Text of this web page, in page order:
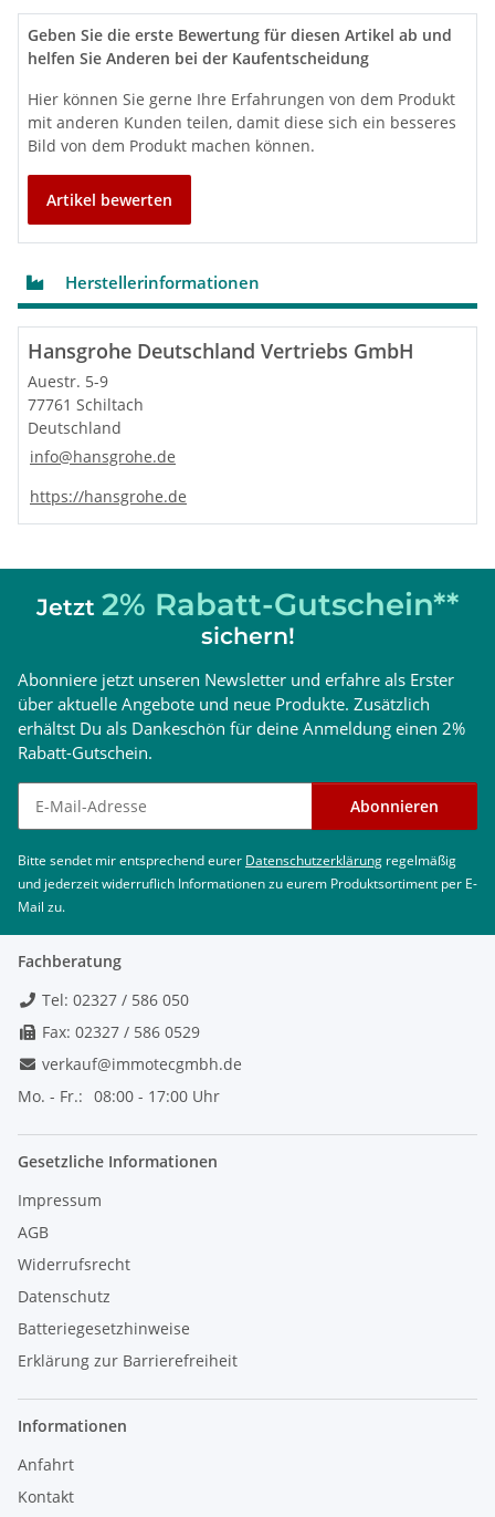
l/min
17
Mindestfließdruck
bar
Brausestangendurchmesser
mm
22
Bohrabstand
mm 915
Geben Sie die erste Bewertung für diesen Artikel ab und
helfen Sie Anderen bei der Kaufentscheidung
Hier können Sie gerne Ihre Erfahrungen von dem Produkt
mit anderen Kunden teilen, damit diese sich ein besseres
Bild von dem Produkt machen können.
Artikel bewerten
Herstellerinformationen
Hansgrohe Deutschland Vertriebs GmbH
Auestr. 5-9
77761 Schiltach
Deutschland
info@hansgrohe.de
https://hansgrohe.de
Jetzt 2% Rabatt-Gutschein**
sichern!
Abonniere jetzt unseren Newsletter und erfahre als Erster
über aktuelle Angebote und neue Produkte. Zusätzlich
erhältst Du als Dankeschön für deine Anmeldung einen 2%
Rabatt-Gutschein.
Newsletter abonnieren Abonnieren
Bitte sendet mir entsprechend eurer Datenschutzerklärung regelmäßig
und jederzeit widerruflich Informationen zu eurem Produktsortiment per E-
Mail zu.
Fachberatung
Tel: 02327 / 586 050
Fax: 02327 / 586 0529
verkauf@immotecgmbh.de
Mo. - Fr.: 08:00 - 17:00 Uhr
Gesetzliche Informationen
Impressum
AGB
Widerrufsrecht
Datenschutz
Batteriegesetzhinweise
Erklärung zur Barrierefreiheit
Informationen
Anfahrt
Kontakt